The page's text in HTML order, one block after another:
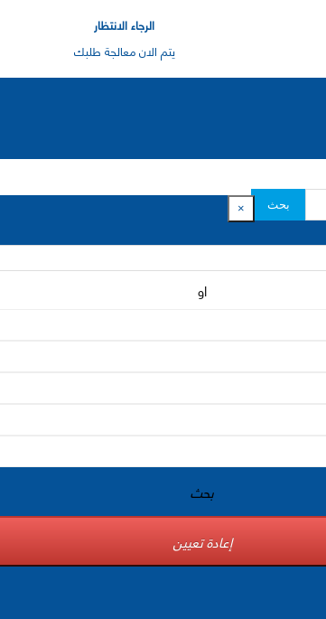
الرجاء الانتظار
يتم الان معالجة طلبك
بحث ×
او
بحث
إعادة تعيين